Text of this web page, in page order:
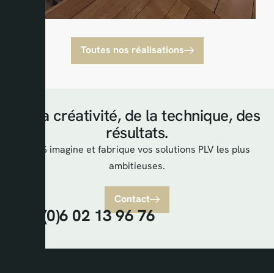
Toutes nos réalisations
De la créativité, de la technique, des
résultats.
AKPS imagine et fabrique vos solutions PLV les plus
ambitieuses.
Contact
+33 (0)6 02 13 96 76